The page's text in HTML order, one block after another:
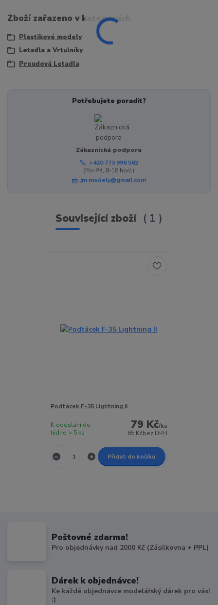
Zboží zařazeno v kategoriích
Plastikové modely
Letadla a Vrtulníky
Proudová Letadla
Potřebujete poradit?
Zákaznická podpora
+420 773 998 582
(Po-Pá, 8-18 hod.)
jm.modely@gmail.com
Související zboží 1
Podtácek F-35 Lightning II
79 Kč/ks
65 Kčbez DPH
K odeslání do
týdne > 5 ks
Přidat do košíku
Poštovné zdarma!
Pro objednávky nad 2000 Kč (Zásilkovna + PPL)
Dárek k objednávce!
Ke každé objednávce modelářský dárek pro vás!
:)